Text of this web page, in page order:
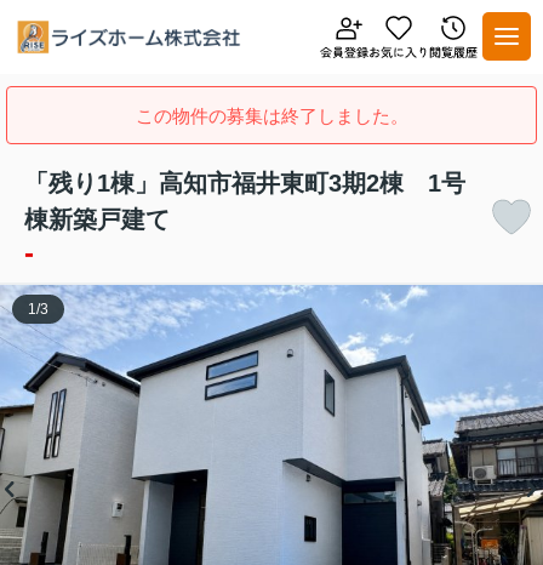
この物件の募集は終了しました。
「残り1棟」高知市福井東町3期2棟 1号
棟新築戸建て
-
1/3